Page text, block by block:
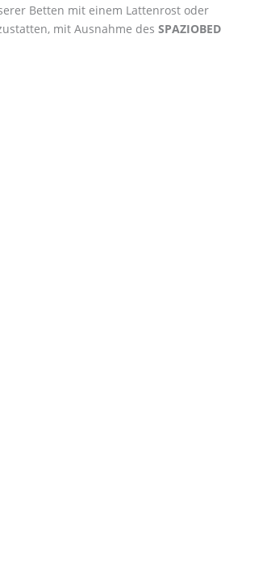
Betten mit einem Lattenrost oder
mit Ausnahme des SPAZIOBED